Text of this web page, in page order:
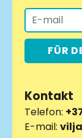
FÜR
Kontakt
Telefon:
E-mail: